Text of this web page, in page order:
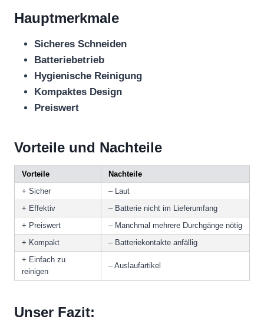
Hauptmerkmale
Sicheres Schneiden
Batteriebetrieb
Hygienische Reinigung
Kompaktes Design
Preiswert
Vorteile und Nachteile
Vorteile
Nachteile
+ Sicher
– Laut
+ Effektiv
– Batterie nicht im Lieferumfang
+ Preiswert
– Manchmal mehrere Durchgänge nötig
+ Kompakt
– Batteriekontakte anfällig
+ Einfach zu
reinigen
– Auslaufartikel
Unser Fazit: